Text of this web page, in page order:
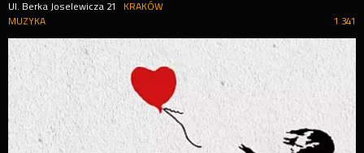
Ul. Berka Joselewicza 21
KRAKÓW
1 341
MUZYKA